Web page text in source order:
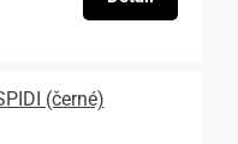
(černé)